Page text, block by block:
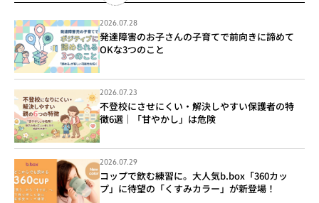
2026.07.28
発達障害のお子さんの子育てで前向きに諦めて
OKな3つのこと
2026.07.23
不登校にさせにくい・解決しやすい保護者の特
徴6選｜「甘やかし」は危険
2026.07.29
コップで飲む練習に。大人気b.box「360カッ
プ」に待望の「くすみカラー」が新登場！